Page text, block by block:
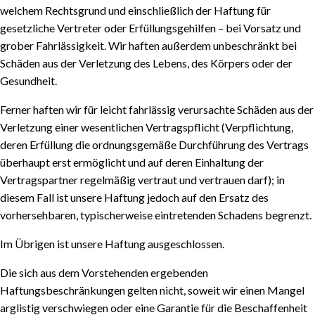
welchem Rechtsgrund und einschließlich der Haftung für
gesetzliche Vertreter oder Erfüllungsgehilfen – bei Vorsatz und
grober Fahrlässigkeit. Wir haften außerdem unbeschränkt bei
Schäden aus der Verletzung des Lebens, des Körpers oder der
Gesundheit.
Ferner haften wir für leicht fahrlässig verursachte Schäden aus der
Verletzung einer wesentlichen Vertragspflicht (Verpflichtung,
deren Erfüllung die ordnungsgemäße Durchführung des Vertrags
überhaupt erst ermöglicht und auf deren Einhaltung der
Vertragspartner regelmäßig vertraut und vertrauen darf); in
diesem Fall ist unsere Haftung jedoch auf den Ersatz des
vorhersehbaren, typischerweise eintretenden Schadens begrenzt.
Im Übrigen ist unsere Haftung ausgeschlossen.
Die sich aus dem Vorstehenden ergebenden
Haftungsbeschränkungen gelten nicht, soweit wir einen Mangel
arglistig verschwiegen oder eine Garantie für die Beschaffenheit